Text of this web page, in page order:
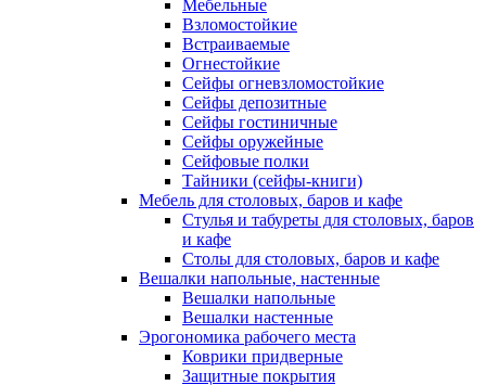
Мебельные
Взломостойкие
Встраиваемые
Огнестойкие
Сейфы огневзломостойкие
Сейфы депозитные
Сейфы гостиничные
Сейфы оружейные
Сейфовые полки
Тайники (сейфы-книги)
Мебель для столовых, баров и кафе
Стулья и табуреты для столовых, баров
и кафе
Столы для столовых, баров и кафе
Вешалки напольные, настенные
Вешалки напольные
Вешалки настенные
Эрогономика рабочего места
Коврики придверные
Защитные покрытия